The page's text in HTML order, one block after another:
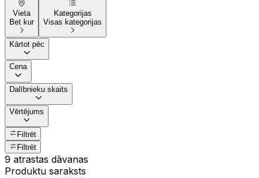
Vieta
Bet kur
Kategorijas
Visas kategorijas
Kārtot pēc
Cena
Dalībnieku skaits
Vērtējums
Filtrēt
Filtrēt
9 atrastas dāvanas
Produktu saraksts